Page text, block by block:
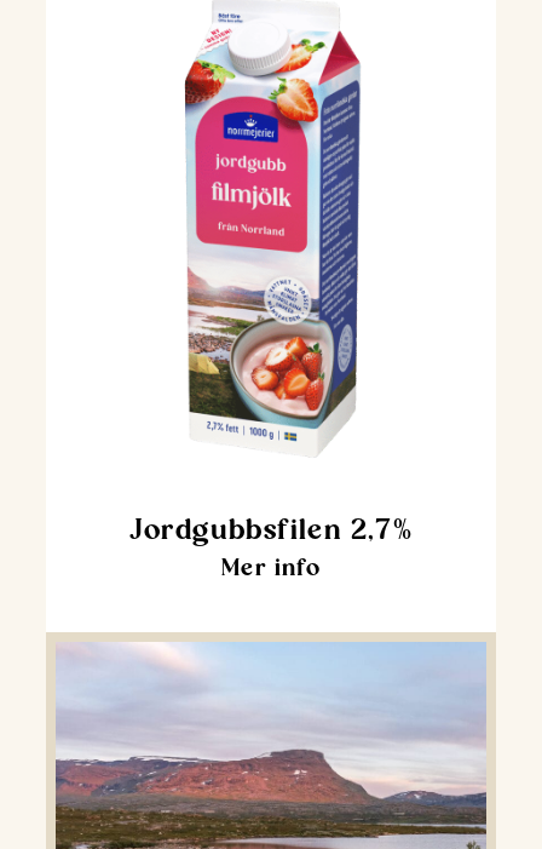
Jordgubbsfilen 2,7%
Mer info